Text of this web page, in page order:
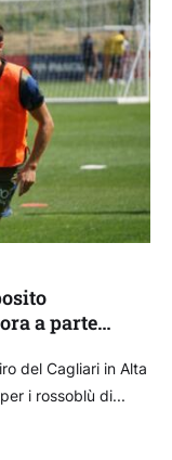
a parte
del Cagliari in Alta
i rossoblù di...